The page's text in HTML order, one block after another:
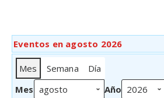
Eventos en agosto 2026
Mes Semana
Día
Mes
Año